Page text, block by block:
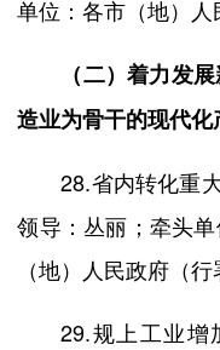
单位：各市（地）人
（二）着力发
造业为骨干的现代
28.省内转化重
领导：丛丽；牵头
（地）人民政府（行
29.规上工业增